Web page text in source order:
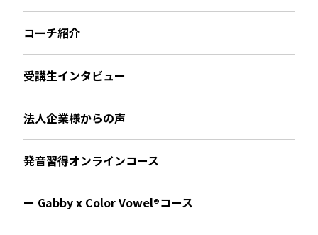
コーチ紹介
受講生インタビュー
法人企業様からの声
発音習得オンラインコース
ー Gabby x Color Vowel®︎コース